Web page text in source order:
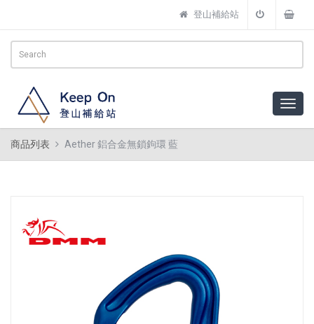
登山補給站
商品列表 Aether 鋁合金無鎖鉤環 藍